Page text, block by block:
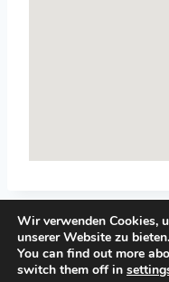
© 2026 Top-
Wir verwenden Cookies,
unserer Website zu bieten.
You can find out more
switch them off in